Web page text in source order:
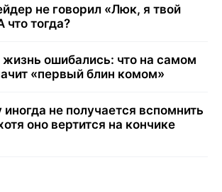
не говорил «Люк, я твой
что тогда?
ошибались: что на самом
«первый блин комом»
не получается вспомнить
оно вертится на кончике